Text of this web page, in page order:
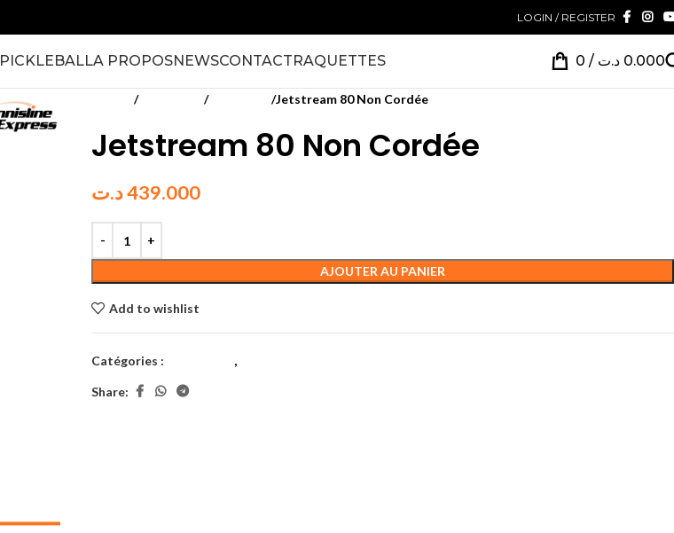
LOGIN / REGISTER
PICKLEBALLA PROPOSNEWSCONTACTRAQUETTES 0 / 0.000 د.ت
Badminton Raquettes Jetstream 80 Non Cordée
Jetstream 80 Non Cordée
439.000د.ت
AJOUTER AU PANIER
Add to wishlist
Catégories : ,
Share: